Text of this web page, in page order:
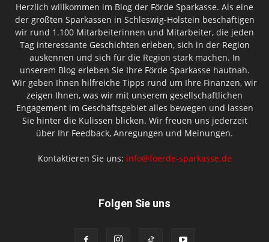
Herzlich willkommen im Blog der Förde Sparkasse. Als eine
der größten Sparkassen in Schleswig-Holstein beschäftigen
wir rund 1.100 Mitarbeiterinnen und Mitarbeiter, die jeden
Tag interessante Geschichten erleben, sich in der Region
auskennen und sich für die Region stark machen. In
unserem Blog erleben Sie Ihre Förde Sparkasse hautnah.
Wir geben Ihnen hilfreiche Tipps rund um Ihre Finanzen, wir
zeigen Ihnen, was wir mit unserem gesellschaftlichen
Engagement im Geschäftsgebiet alles bewegen und lassen
Sie hinter die Kulissen blicken. Wir freuen uns jederzeit
über Ihr Feedback, Anregungen und Meinungen.
Kontaktieren Sie uns: info@foerde-sparkasse.de
Folgen Sie uns